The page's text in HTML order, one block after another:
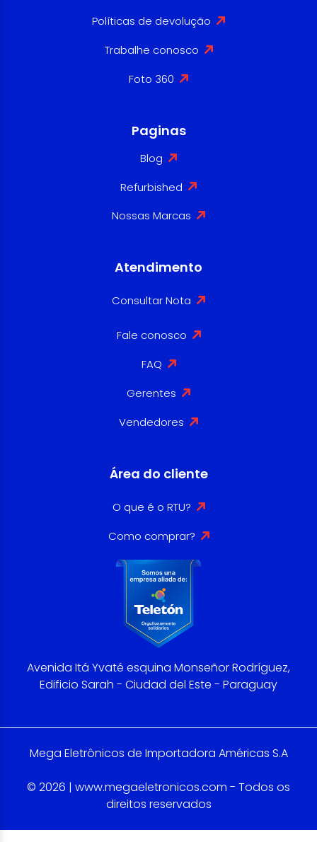
Políticas de devolução
Trabalhe conosco
Foto 360
Paginas
Blog
Refurbished
Nossas Marcas
Atendimento
Consultar Nota
Fale conosco
FAQ
Gerentes
Vendedores
Área do cliente
O que é o RTU?
Como comprar?
Avenida Itá Yvaté esquina Monseñor Rodríguez,
Edificio Sarah - Ciudad del Este - Paraguay
Mega Eletrônicos de Importadora Américas S.A
© 2026 | www.megaeletronicos.com - Todos os
direitos reservados